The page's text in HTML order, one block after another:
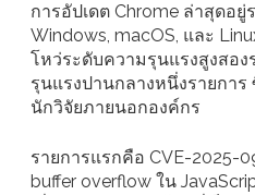
การอัปเดต Chrome ล่าสุดอ
Windows, macOS, และ
โหว่ระดับความรุนแรงสูงสอง
รุนแรงปานกลางหนึ่งรายกา
นักวิจัยภายนอกองค์กร
รายการแรกคือ CVE-2025-
buffer overflow ใน